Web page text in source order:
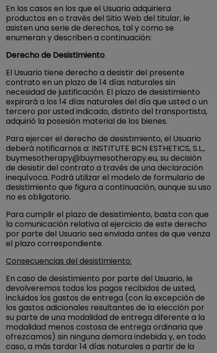
En los casos en los que el Usuario adquiriera
productos en o través del Sitio Web del titular, le
asisten una serie de derechos, tal y como se
enumeran y describen a continuación:
Derecho de Desistimiento
El Usuario tiene derecho a desistir del presente
contrato en un plazo de 14 días naturales sin
necesidad de justificación. El plazo de desistimiento
expirará a los 14 días naturales del día que usted o un
tercero por usted indicado, distinto del transportista,
adquirió la posesión material de los bienes.
Para ejercer el derecho de desistimiento, el Usuario
deberá notificarnos a: INSTITUTE BCN ESTHETICS, S.L.,
buymesotherapy@buymesotherapy.eu, su decisión
de desistir del contrato a través de una declaración
inequívoca. Podrá utilizar el modelo de formulario de
desistimiento que figura a continuación, aunque su uso
no es obligatorio.
Para cumplir el plazo de desistimiento, basta con que
la comunicación relativa al ejercicio de este derecho
por parte del Usuario sea enviada antes de que venza
el plazo correspondiente.
Consecuencias del desistimiento:
En caso de desistimiento por parte del Usuario, le
devolveremos todos los pagos recibidos de usted,
incluidos los gastos de entrega (con la excepción de
los gastos adicionales resultantes de la elección por
su parte de una modalidad de entrega diferente a la
modalidad menos costosa de entrega ordinaria que
ofrezcamos) sin ninguna demora indebida y, en todo
caso, a más tardar 14 días naturales a partir de la